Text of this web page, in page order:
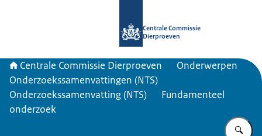
Centrale Commissie
Dierproeven
Centrale Commissie Dierproeven
Onderwerpen
Onderzoekssamenvattingen (NTS)
Onderzoekssamenvatting (NTS)
Fundamenteel
onderzoek